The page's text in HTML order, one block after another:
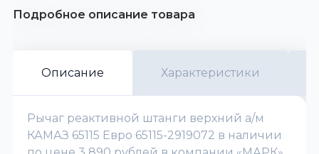
Подробное описание товара
Описание Характеристики
Рычаг реактивной штанги верхний а/м
КАМАЗ 65115 Евро 65115-2919072 в наличии